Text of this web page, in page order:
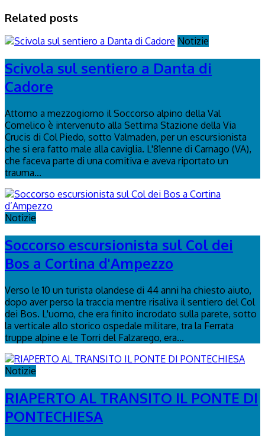
Related posts
Notizie
Scivola sul sentiero a Danta di
Cadore
Attorno a mezzogiorno il Soccorso alpino della Val
Comelico è intervenuto alla Settima Stazione della Via
Crucis di Col Piedo, sotto Valmaden, per un escursionista
che si era fatto male alla caviglia. L'81enne di Carnago (VA),
che faceva parte di una comitiva e aveva riportato un
trauma...
Notizie
Soccorso escursionista sul Col dei
Bos a Cortina d'Ampezzo
Verso le 10 un turista olandese di 44 anni ha chiesto aiuto,
dopo aver perso la traccia mentre risaliva il sentiero del Col
dei Bos. L'uomo, che era finito incrodato sulla parete, sotto
la verticale allo storico ospedale militare, tra la Ferrata
truppe alpine e le Torri del Falzarego, era...
Notizie
RIAPERTO AL TRANSITO IL PONTE DI
PONTECHIESA